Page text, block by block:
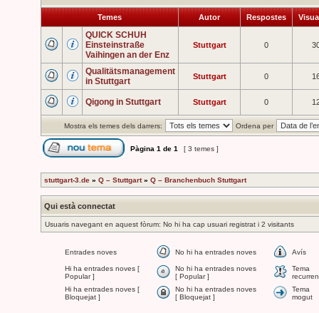
Temes Autor Respostes
QUICK SCHUH
Einsteinstraße
Vaihingen an der Enz
Stuttgart 0
Qualitätsmanagement
in Stuttgart
Stuttgart 0
Qigong in Stuttgart Stuttgart 0
Mostra els temes dels darrers: Ordena per
Pàgina 1 de 1 [ 3 temes ]
stuttgart-3.de » Q – Stuttgart» Q – Branchenbuch Stuttgart
Qui està connectat
Usuaris navegant en aquest fòrum: No hi ha cap usuari registrat i 2 visitants
Entrades noves No hi ha entrades noves Avís
Hi ha entrades noves [
Popular ]
No hi ha entrades noves
[ Popular ]
Tema
Hi ha entrades noves [
Bloquejat ]
No hi ha entrades noves
[ Bloquejat ]
Tema
mogut